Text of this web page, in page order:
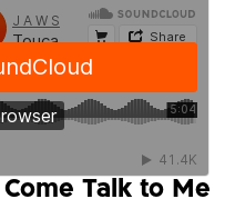
Talk to Me